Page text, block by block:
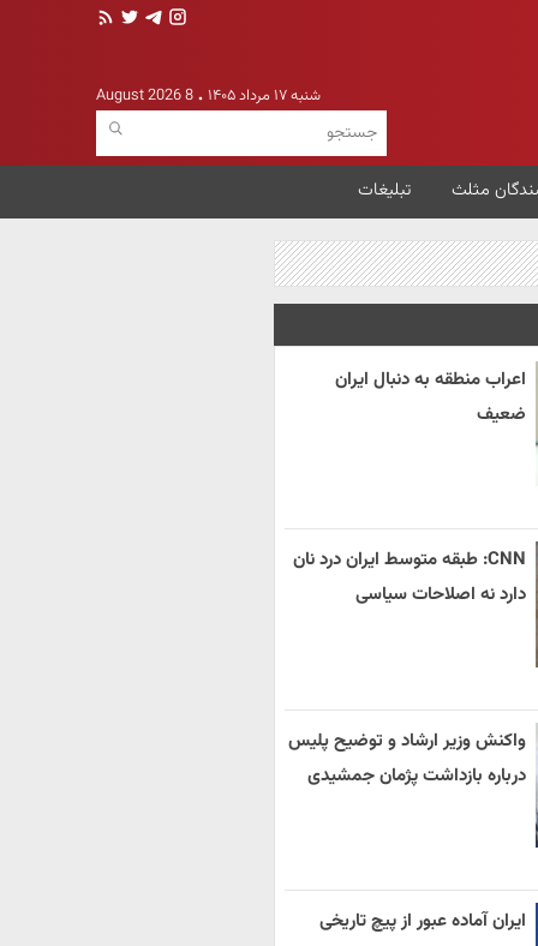
شنبه ۱۷ مرداد ۱۴۰۵ 8 August 2026
مثلث تبلیغات
اعراب منطقه به دنبال ایران
ضعیف
CNN: طبقه متوسط ایران درد نان
دارد نه اصلاحات سیاسی
واکنش وزیر ارشاد و توضیح پلیس
درباره بازداشت پژمان جمشیدی
ایران آماده عبور از پیچ تاریخی